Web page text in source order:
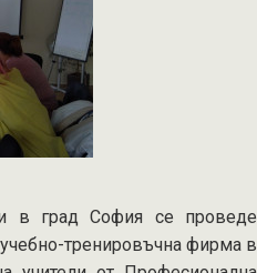
в град София се проведе
тренировъчна фирма в